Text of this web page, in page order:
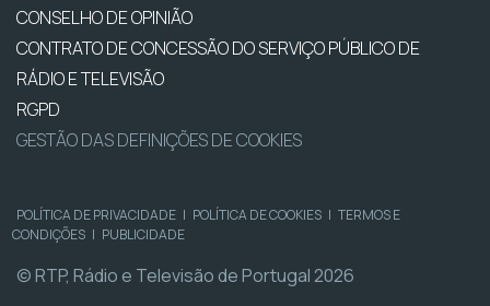
CONSELHO DE OPINIÃO
CONTRATO DE CONCESSÃO DO SERVIÇO PÚBLICO DE
RÁDIO E TELEVISÃO
RGPD
GESTÃO DAS DEFINIÇÕES DE COOKIES
POLÍTICA DE PRIVACIDADE | POLÍTICA DE COOKIES | TERMOS E
CONDIÇÕES | PUBLICIDADE
© RTP, Rádio e Televisão de Portugal 2026